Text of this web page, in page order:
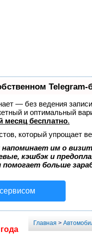
Telegram-
— без ведения
и оптимальный
месяц бесплатно.
который упрощает
им о
кэшбэк и
помогает больше
Главная >